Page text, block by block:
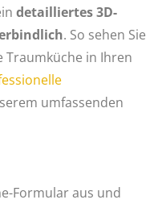
detailliertes 3D-
. So sehen Sie
Traumküche in Ihren
umfassenden
Formular aus und